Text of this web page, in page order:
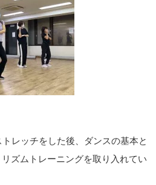
レッチをした後、ダンスの基本と
ズムトレーニングを取り入れてい